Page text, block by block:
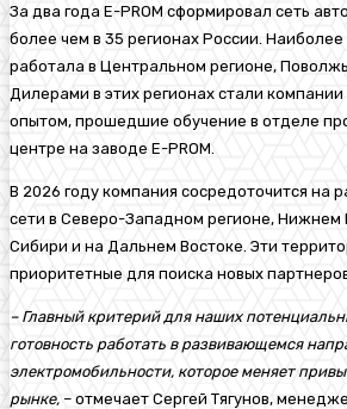
За два года E-PROM сформировал сеть
более чем в 35 регионах России.
работала в Центральном регионе,
Дилерами в этих регионах стали
опытом, прошедшие обучение в отделе
центре на заводе E-PROM.
В 2026 году компания сосредоточится на
сети в Северо-Западном регионе, Нижнем
Сибири и на Дальнем Востоке. Эти
приоритетные для поиска новых
– Главный критерий для наших
готовность работать в развивающемся
электромобильности, которое меняет
рынке, – отмечает Сергей Тягунов,